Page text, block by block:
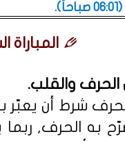
.
الحرف والقلب.
شرط أن يعبّر
به الحرف,